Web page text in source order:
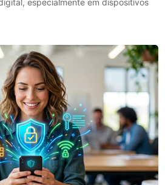
especialmente em dispositivos